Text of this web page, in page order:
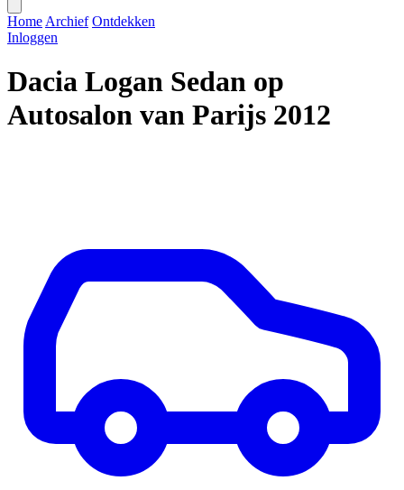
Home Archief Ontdekken
Inloggen
Dacia Logan Sedan op
Autosalon van Parijs 2012